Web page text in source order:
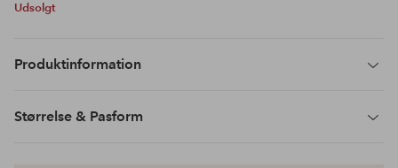
Udsolgt
Produktinformation
Størrelse & Pasform